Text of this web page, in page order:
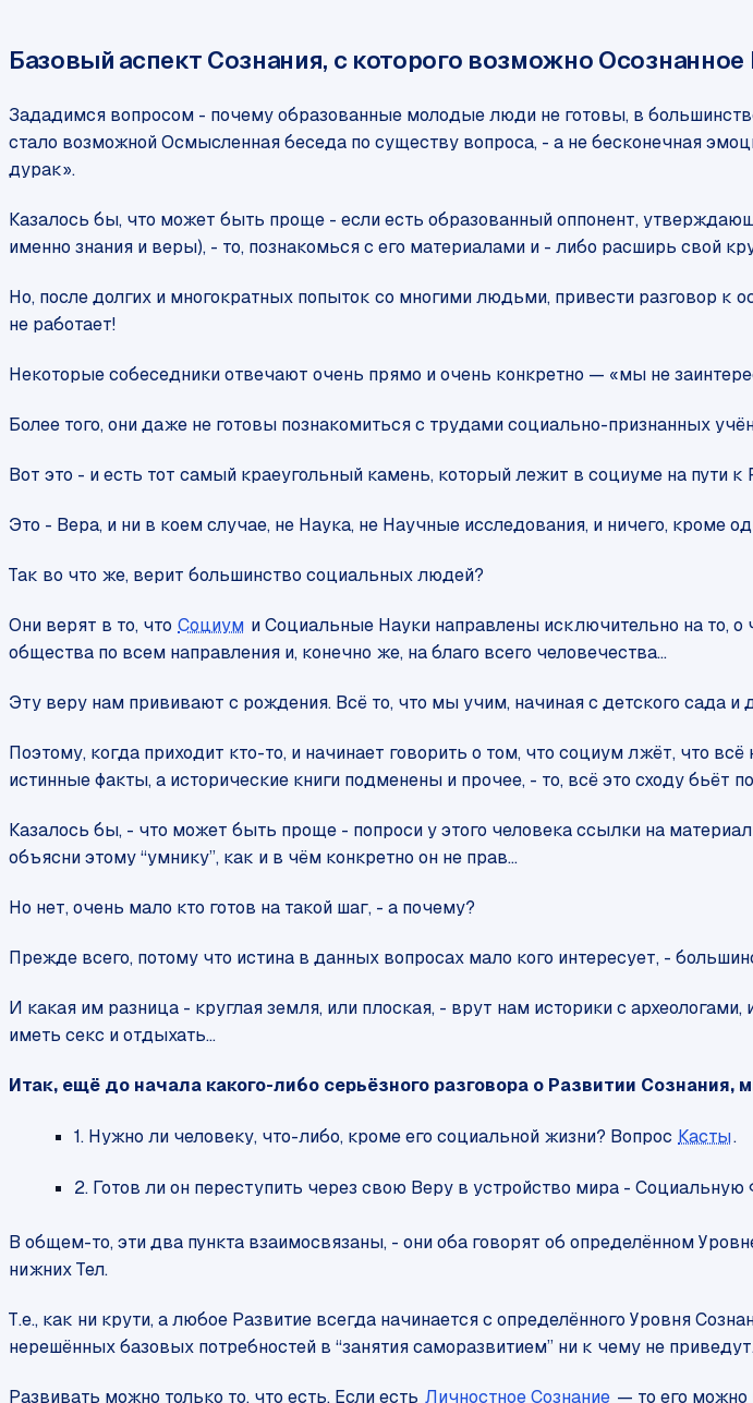
Базовый аспект Сознания, с которого возможно Осознанное
Зададимся вопросом - почему образованные молодые люди не готовы, в
стало возможной Осмысленная беседа по существу вопроса, - а не бесконечная
дурак».
Казалось бы, что может быть проще - если есть образованный оппонент,
именно знания и веры), - то, познакомься с его материалами и - либо расширь свой
Но, после долгих и многократных попыток со многими людьми, привести разговор
не работает!
Некоторые собеседники отвечают очень прямо и очень конкретно — «мы не
Более того, они даже не готовы познакомиться с трудами социально-признанных
Вот это - и есть тот самый краеугольный камень, который лежит в социуме на пути к
Это - Вера, и ни в коем случае, не Наука, не Научные исследования, и ничего, кроме
Так во что же, верит большинство социальных людей?
Они верят в то, что Социум и Социальные Науки направлены исключительно на то, о
общества по всем направления и, конечно же, на благо всего человечества...
Эту веру нам прививают с рождения. Всё то, что мы учим, начиная с детского сада
Поэтому, когда приходит кто-то, и начинает говорить о том, что социум лжёт, что
истинные факты, а исторические книги подменены и прочее, - то, всё это сходу бьёт
Казалось бы, - что может быть проще - попроси у этого человека ссылки на
объясни этому “умнику”, как и в чём конкретно он не прав...
Но нет, очень мало кто готов на такой шаг, - а почему?
Прежде всего, потому что истина в данных вопросах мало кого интересует, -
И какая им разница - круглая земля, или плоская, - врут нам историки с
иметь секс и отдыхать...
Итак, ещё до начала какого-либо серьёзного разговора о Развитии
1. Нужно ли человеку, что-либо, кроме его социальной жизни? Вопрос Касты.
2. Готов ли он переступить через свою Веру в устройство мира -
В общем-то, эти два пункта взаимосвязаны, - они оба говорят об определённом
нижних Тел.
Т.е., как ни крути, а любое Развитие всегда начинается с определённого Уровня
нерешённых базовых потребностей в “занятия саморазвитием” ни к чему не
Развивать можно только то, что есть. Если есть Личностное Сознание — то его можно